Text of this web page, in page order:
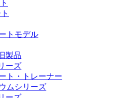
トモデル
製品
ーズ
ト・トレーナー
ムシリーズ